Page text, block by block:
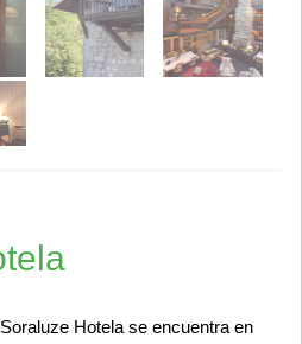
Hotela se encuentra en